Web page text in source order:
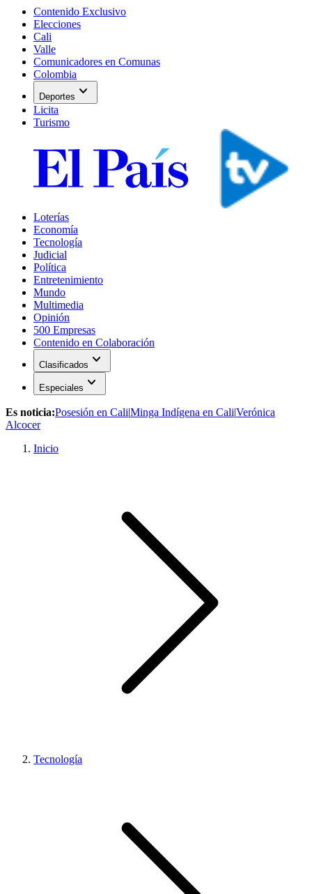
Contenido Exclusivo
Elecciones
Cali
Valle
Comunicadores en Comunas
Colombia
Deportes expand_more
Licita
Turismo
Loterías
Economía
Tecnología
Judicial
Política
Entretenimiento
Mundo
Multimedia
Opinión
500 Empresas
Contenido en Colaboración
Clasificados expand_more
Especiales expand_more
Es noticia:Posesión en Cali|Minga Indígena en Cali|Verónica
Alcocer
Inicio
Tecnología